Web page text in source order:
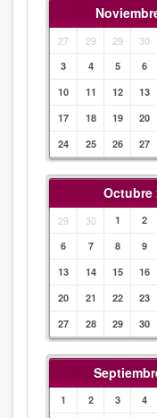
27 29 29 30
3
4 5 6
10
11 12 13
17
18 19 20
24
25 26 27
Octubre
29 30 1 2
6
7 8 9
13
14 15 16
20
21 22 23
27
28 29 30
1 2 3 4